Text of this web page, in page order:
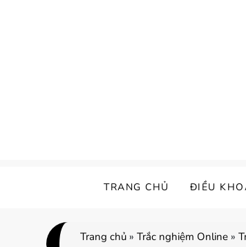
TRANG CHỦ ĐIỀU
Trang chủ »Trắc nghiệm Online »